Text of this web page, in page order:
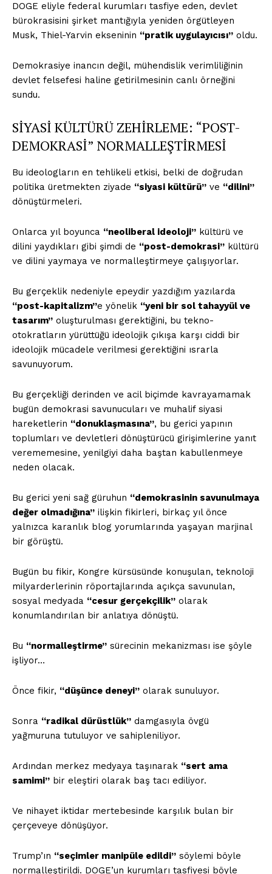
DOGE eliyle federal kurumları tasfiye eden, devlet
bürokrasisini şirket mantığıyla yeniden örgütleyen
Musk, Thiel-Yarvin ekseninin “pratik uygulayıcısı” oldu.
Demokrasiye inancın değil, mühendislik verimliliğinin
devlet felsefesi haline getirilmesinin canlı örneğini
sundu.
SİYASİ KÜLTÜRÜ ZEHİRLEME: “POST-
DEMOKRASİ” NORMALLEŞTİRMESİ
Bu ideologların en tehlikeli etkisi, belki de doğrudan
politika üretmekten ziyade “siyasi kültürü” ve “dilini”
dönüştürmeleri.
Onlarca yıl boyunca “neoliberal ideoloji” kültürü ve
dilini yaydıkları gibi şimdi de “post-demokrasi” kültürü
ve dilini yaymaya ve normalleştirmeye çalışıyorlar.
Bu gerçeklik nedeniyle epeydir yazdığım yazılarda
“post-kapitalizm”e yönelik “yeni bir sol tahayyül ve
tasarım” oluşturulması gerektiğini, bu tekno-
otokratların yürüttüğü ideolojik çıkışa karşı ciddi bir
ideolojik mücadele verilmesi gerektiğini ısrarla
savunuyorum.
Bu gerçekliği derinden ve acil biçimde kavrayamamak
bugün demokrasi savunucuları ve muhalif siyasi
hareketlerin “donuklaşmasına”, bu gerici yapının
toplumları ve devletleri dönüştürücü girişimlerine yanıt
verememesine, yenilgiyi daha baştan kabullenmeye
neden olacak.
Bu gerici yeni sağ güruhun “demokrasinin savunulmaya
değer olmadığına” ilişkin fikirleri, birkaç yıl önce
yalnızca karanlık blog yorumlarında yaşayan marjinal
bir görüştü.
Bugün bu fikir, Kongre kürsüsünde konuşulan, teknoloji
milyarderlerinin röportajlarında açıkça savunulan,
sosyal medyada “cesur gerçekçilik” olarak
konumlandırılan bir anlatıya dönüştü.
Bu “normalleştirme” sürecinin mekanizması ise şöyle
işliyor…
Önce fikir, “düşünce deneyi” olarak sunuluyor.
Sonra “radikal dürüstlük” damgasıyla övgü
yağmuruna tutuluyor ve sahipleniliyor.
Ardından merkez medyaya taşınarak “sert ama
samimi” bir eleştiri olarak baş tacı ediliyor.
Ve nihayet iktidar mertebesinde karşılık bulan bir
çerçeveye dönüşüyor.
Trump’ın “seçimler manipüle edildi” söylemi böyle
normalleştirildi. DOGE’un kurumları tasfiyesi böyle